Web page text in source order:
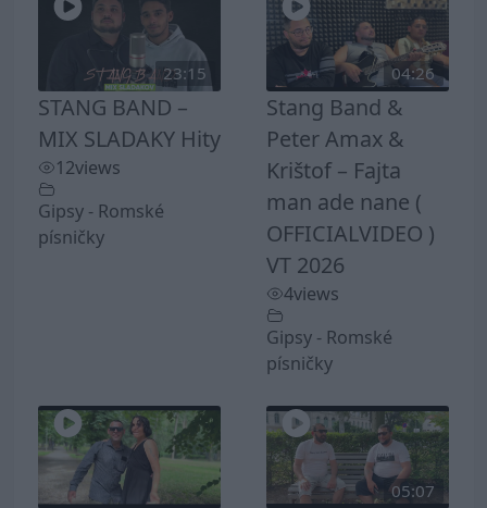
23:15
STANG BAND –
MIX SLADAKY Hity
12views
Gipsy - Romské
písničky
04:26
Stang Band &
Peter Amax &
Krištof – Fajta
man ade nane (
OFFICIALVIDEO )
VT 2026
4views
Gipsy - Romské
písničky
05:07